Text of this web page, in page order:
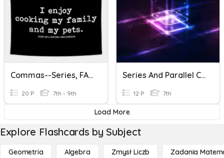
Commas--Series, FANBOYS, Dialogue
20 P 7th - 9th
Series And Parallel Circuit
12 P 7th
Load More
Explore Flashcards by Subject
Geometria Algebra Zmysł Liczb Zadania